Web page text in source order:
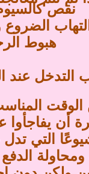
نقص
التهاب الضروع
هبوط
عند
أن
التي
الدفع لأكثر من 30